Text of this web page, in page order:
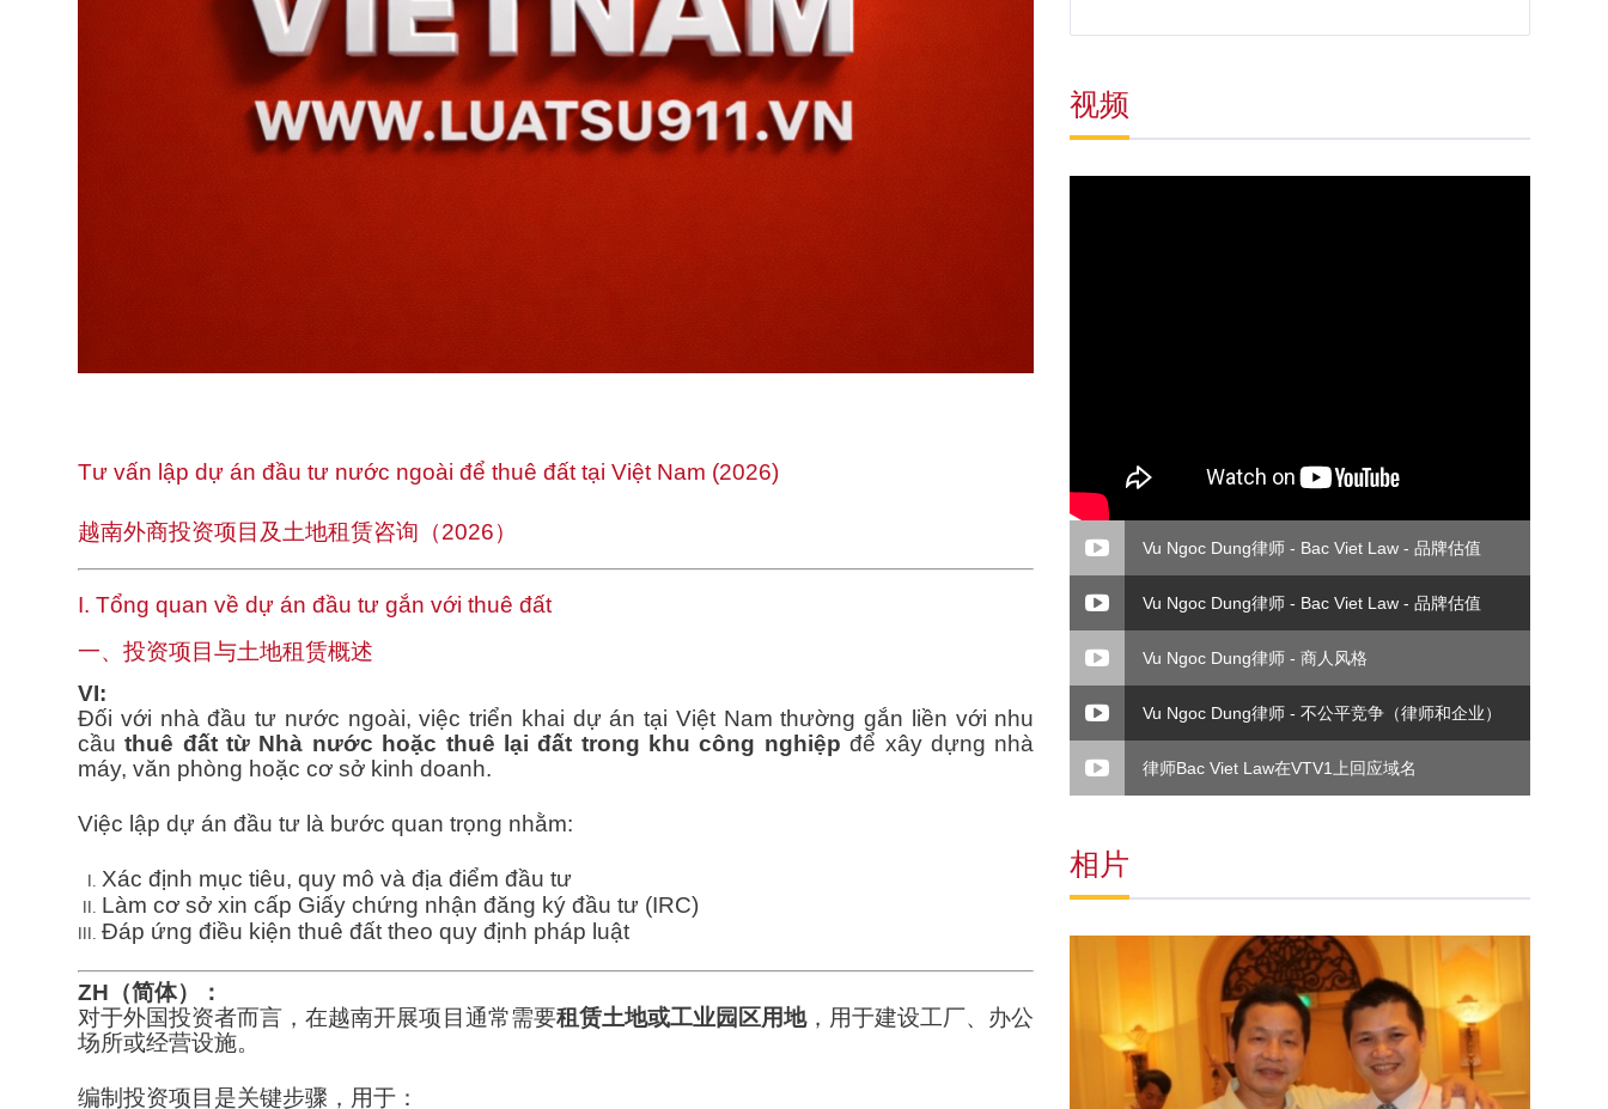
Tư vấn lập dự án đầu tư nước ngoài để thuê đất tại Việt Nam (2026)
越南外商投资项目及土地租赁咨询（2026）
I. Tổng quan về dự án đầu tư gắn với thuê đất
一、投资项目与土地租赁概述
VI:
Đối với nhà đầu tư nước ngoài, việc triển khai dự án tại Việt Nam thường gắn liền với nhu
cầuthuê đất từ Nhà nước hoặc thuê lại đất trong khu công nghiệp để xây dựng nhà
máy, văn phòng hoặc cơ sở kinh doanh.
Việc lập dự án đầu tư là bước quan trọng nhằm:
Xác định mục tiêu, quy mô và địa điểm đầu tư
Làm cơ sở xin cấp Giấy chứng nhận đăng ký đầu tư (IRC)
Đáp ứng điều kiện thuê đất theo quy định pháp luật
ZH（简体）：
对于外国投资者而言，在越南开展项目通常需要租赁土地或工业园区用地，用于建设工厂、办公
场所或经营设施。
编制投资项目是关键步骤，用于：
视频
Vu Ngoc Dung律师 - Bac Viet Law - 品牌估值
Vu Ngoc Dung律师 - Bac Viet Law - 品牌估值
Vu Ngoc Dung律师 - 商人风格
Vu Ngoc Dung律师 - 不公平竞争（律师和企业）
律师Bac Viet Law在VTV1上回应域名
相片